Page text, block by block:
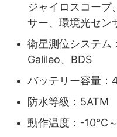
ジャイロスコープ
サー、環境光セン
衛星測位システム
Galileo、BDS
バッテリー容量：
防水等級：5ATM
動作温度：-10℃